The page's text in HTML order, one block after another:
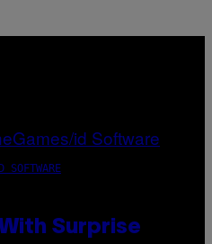
SOFTWARE
Surprise